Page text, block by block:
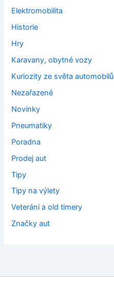
Elektromobilita
Historie
Hry
Karavany, obytné vozy
Kuriozity ze světa automobilů
Nezařazené
Novinky
Pneumatiky
Poradna
Prodej aut
Tipy
Tipy na výlety
Veteráni a old timery
Značky aut